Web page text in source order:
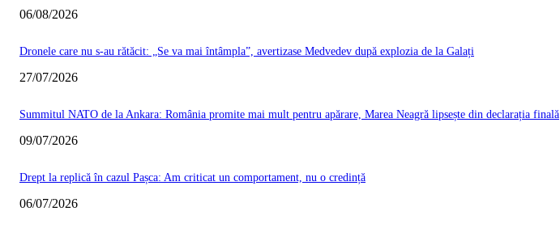
06/08/2026
Dronele care nu s-au rătăcit: „Se va mai întâmpla”, avertizase Medvedev după explozia de la Galați
27/07/2026
Summitul NATO de la Ankara: România promite mai mult pentru apărare, Marea Neagră lipsește din declarația finală
09/07/2026
Drept la replică în cazul Pașca: Am criticat un comportament, nu o credință
06/07/2026